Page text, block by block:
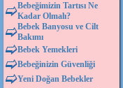
Bebeğimizin Tartısı Ne
Kadar Olmalı?
Bebek Banyosu ve Cilt
Bakımı
Bebek Yemekleri
Bebeğinizin Güvenliği
Yeni Doğan Bebekler